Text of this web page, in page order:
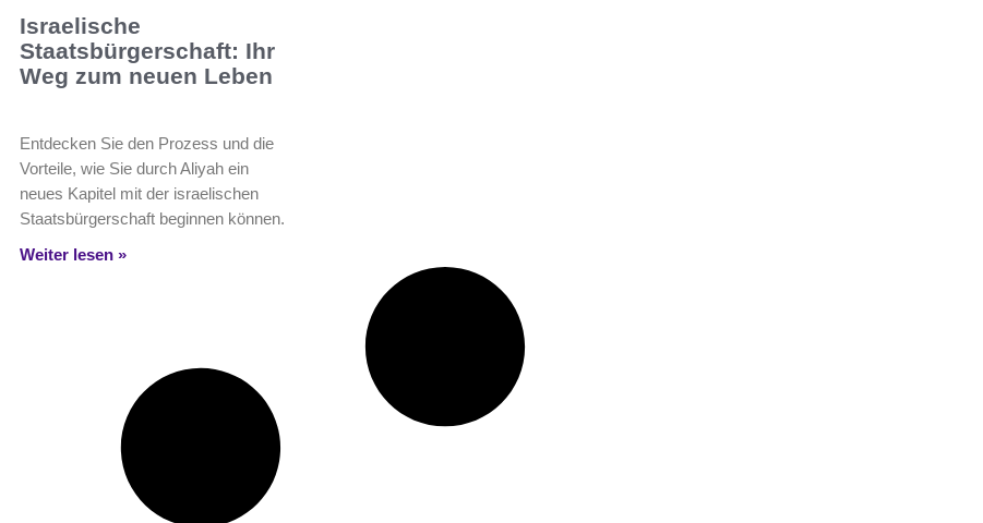
Israelische
Staatsbürgerschaft: Ihr
Weg zum neuen Leben
Entdecken Sie den Prozess und die
Vorteile, wie Sie durch Aliyah ein
neues Kapitel mit der israelischen
Staatsbürgerschaft beginnen können.
Weiter lesen »